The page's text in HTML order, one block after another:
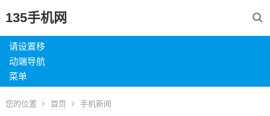
135手机网
请设置移
动端导航
菜单
您的位置 首页 手机新闻